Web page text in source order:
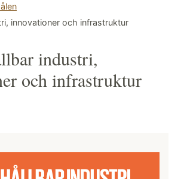
innovationer och infrastruktur
industri,
och infrastruktur